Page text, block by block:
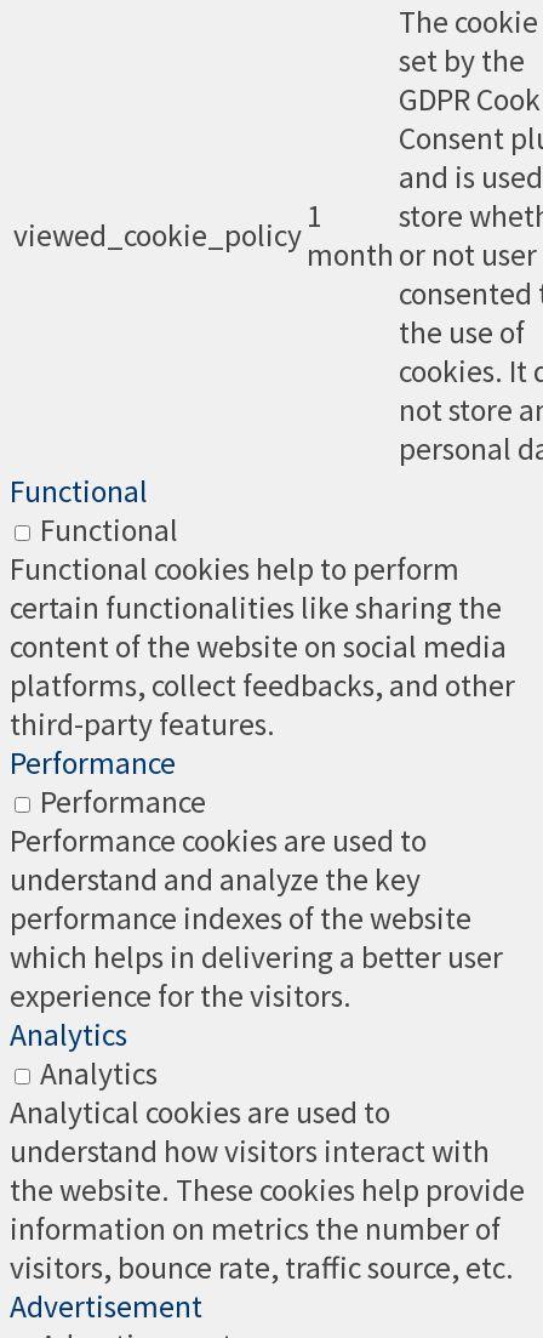
viewed_cookie_policy1
month
The
set by the
GDPR
Consent
and is
store
or not user
consented
the use of
cookies. It
not store
personal
Functional
Functional
Functional cookies help to perform
certain functionalities like sharing the
content of the website on social media
platforms, collect feedbacks, and other
third-party features.
Performance
Performance
Performance cookies are used to
understand and analyze the key
performance indexes of the website
which helps in delivering a better user
experience for the visitors.
Analytics
Analytics
Analytical cookies are used to
understand how visitors interact with
the website. These cookies help provide
information on metrics the number of
visitors, bounce rate, traffic source, etc.
Advertisement